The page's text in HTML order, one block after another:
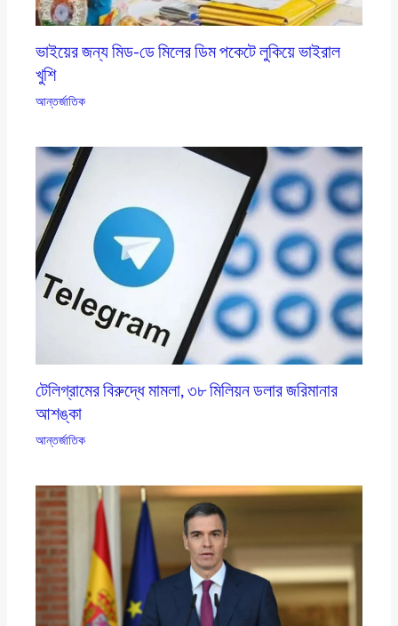
ভাইয়ের জন্য মিড-ডে মিলের ডিম পকেটে লুকিয়ে ভাইরাল
খুশি
আন্তর্জাতিক
টেলিগ্রামের বিরুদ্ধে মামলা, ৩৮ মিলিয়ন ডলার জরিমানার
আশঙ্কা
আন্তর্জাতিক